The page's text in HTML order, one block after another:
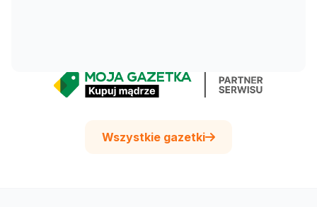
Wszystkie gazetki